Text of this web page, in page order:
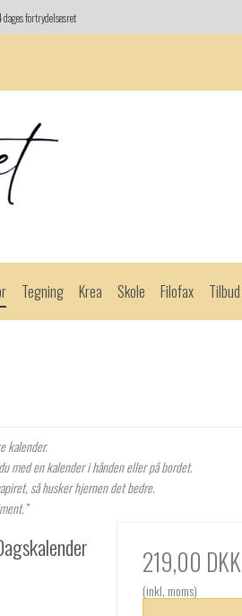
dages fortrydelsesret
Tegning Krea Skole Filofax Tilbud
kalender.
med en kalender i hånden eller på bordet.
så husker hjernen det bedre.
219,00 DKK
(inkl. moms)